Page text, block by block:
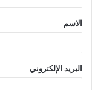
الاسم
البريد الإلكتروني